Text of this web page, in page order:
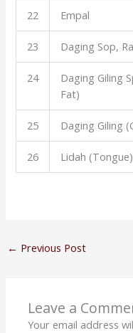
22 Empal
23 Daging Sop,
24
Daging Giling
Fat)
25 Daging Giling
26 Lidah (Tongue)
← Previous Post
Leave a
Your email address